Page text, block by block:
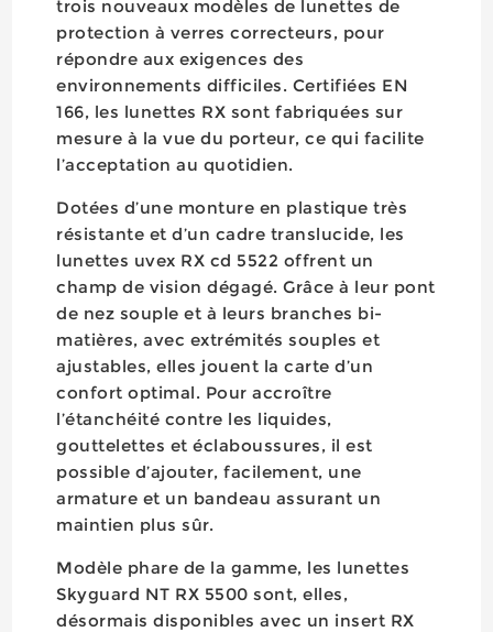
trois nouveaux modèles de lunettes de
protection à verres correcteurs, pour
répondre aux exigences des
environnements difficiles. Certifiées EN
166, les lunettes RX sont fabriquées sur
mesure à la vue du porteur, ce qui facilite
l’acceptation au quotidien.
Dotées d’une monture en plastique très
résistante et d’un cadre translucide, les
lunettes uvex RX cd 5522 offrent un
champ de vision dégagé. Grâce à leur pont
de nez souple et à leurs branches bi-
matières, avec extrémités souples et
ajustables, elles jouent la carte d’un
confort optimal. Pour accroître
l’étanchéité contre les liquides,
gouttelettes et éclaboussures, il est
possible d’ajouter, facilement, une
armature et un bandeau assurant un
maintien plus sûr.
Modèle phare de la gamme, les lunettes
Skyguard NT RX 5500 sont, elles,
désormais disponibles avec un insert RX